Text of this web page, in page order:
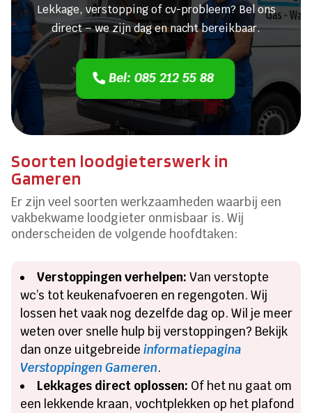
Lekkage, verstopping of cv-probleem? Bel ons
direct – we zijn dag en nacht bereikbaar.
Bel: 085 212 55 88
Soorten loodgieterswerk in
Gameren
Er zijn veel soorten werkzaamheden waarbij een
vakbekwame loodgieter onmisbaar is. Wij
onderscheiden de volgende hoofdtaken:
Verstoppingen verhelpen: Van verstopte
wc’s tot keukenafvoeren en regengoten. Wij
lossen het vaak nog dezelfde dag op. Wil je meer
weten over snelle hulp bij verstoppingen? Bekijk
dan onze uitgebreideinformatiepagina
Verstoppingen Gameren.
Lekkages direct oplossen: Of het nu gaat om
een lekkende kraan, vochtplekken op het plafond